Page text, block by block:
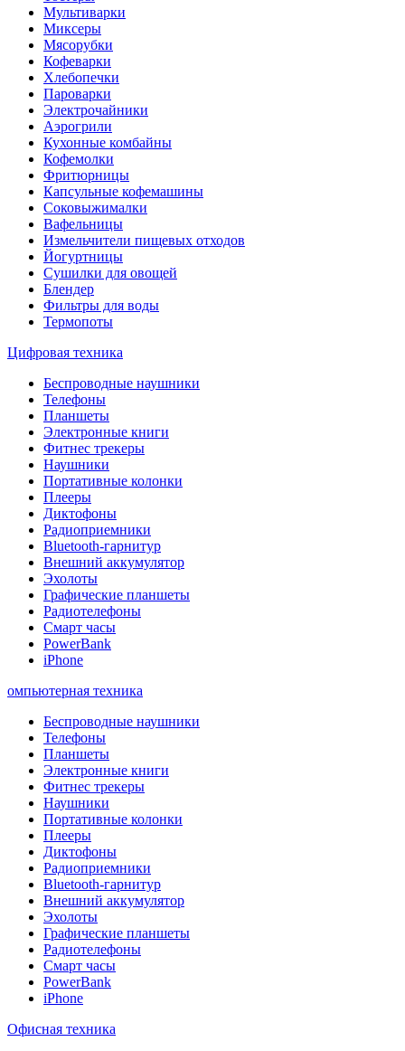
Мультиварки
Миксеры
Мясорубки
Кофеварки
Хлебопечки
Пароварки
Электрочайники
Аэрогрили
Кухонные комбайны
Кофемолки
Фритюрницы
Капсульные кофемашины
Соковыжималки
Вафельницы
Измельчители пищевых отходов
Йогуртницы
Сушилки для овощей
Блендер
Фильтры для воды
Термопоты
Цифровая техника
Беспроводные наушники
Телефоны
Планшеты
Электронные книги
Фитнес трекеры
Наушники
Портативные колонки
Плееры
Диктофоны
Радиоприемники
Bluetooth-гарнитур
Внешний аккумулятор
Эхолоты
Графические планшеты
Радиотелефоны
Смарт часы
PowerBank
iPhone
омпьютерная техника
Беспроводные наушники
Телефоны
Планшеты
Электронные книги
Фитнес трекеры
Наушники
Портативные колонки
Плееры
Диктофоны
Радиоприемники
Bluetooth-гарнитур
Внешний аккумулятор
Эхолоты
Графические планшеты
Радиотелефоны
Смарт часы
PowerBank
iPhone
Офисная техника